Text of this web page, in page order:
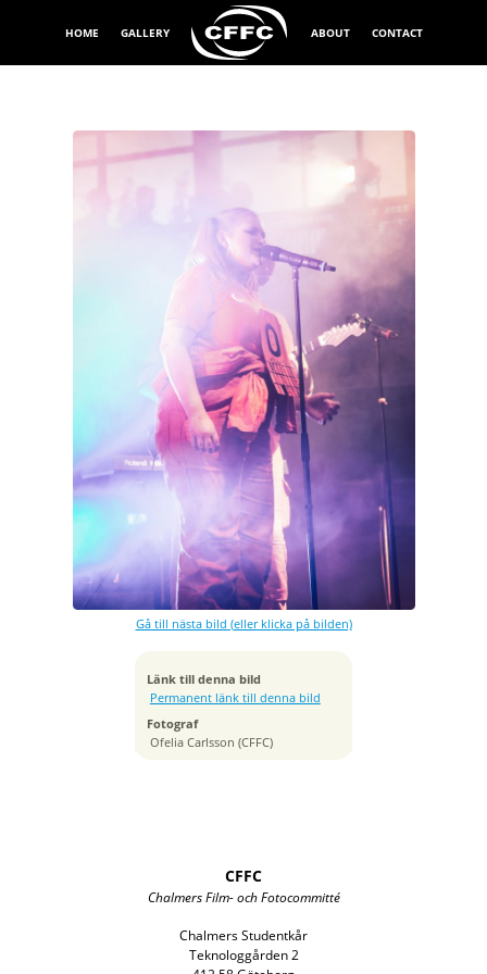
HOME GALLERY ABOUT CONTACT
Gå till nästa bild (eller klicka på bilden)
Länk till denna bild
Permanent länk till denna bild
Fotograf
Ofelia Carlsson (CFFC)
Exponeringstid
1/200 sek
Bländare
f/2.8
Kamera
Canon EOS 5D Mark IV
Tagen
ISO
1600
Brännvidd
70 mm
CFFC
Chalmers Film- och Fotocommitté
Chalmers Studentkår
Teknologgården 2